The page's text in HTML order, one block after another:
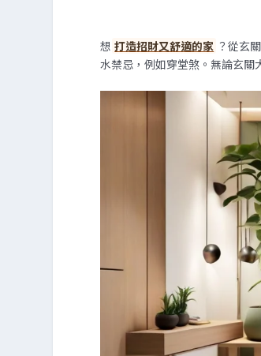
想 打造招財又舒適的家 ？從玄
水禁忌，例如穿堂煞。無論玄關